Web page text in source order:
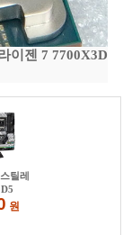
이젠 7 7700X3D